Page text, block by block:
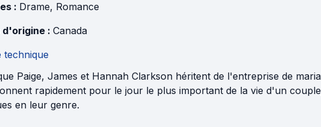
: Drame, Romance
d'origine : Canada
technique
Paige, James et Hannah Clarkson héritent de l'entreprise de
rapidement pour le jour le plus important de la vie d'un
en leur genre.